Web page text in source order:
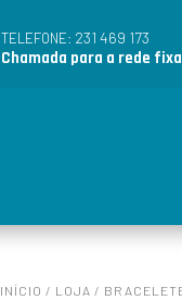
TELEFONE: 231 469 173
Chamada para a rede
INÍCIO / LOJA /